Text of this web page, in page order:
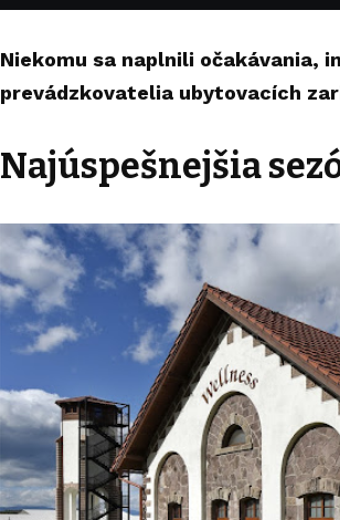
Niekomu sa naplnili očakávania,
prevádzkovatelia ubytovacích
Najúspešnejšia